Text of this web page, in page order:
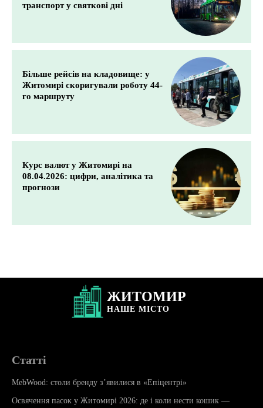
транспорт у святкові дні
Більше рейсів на кладовище: у
Житомирі скоригували роботу 44-
го маршруту
Курс валют у Житомирі на
08.04.2026: цифри, аналітика та
прогнози
ЖИТОМИР
НАШЕ МІСТО
Статті
MebWood: столи бренду з’явилися в «Епіцентрі»
Освячення пасок у Житомирі 2026: де і коли нести кошик —